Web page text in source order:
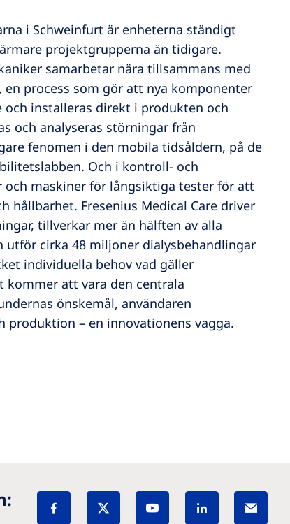
i Schweinfurt är enheterna ständigt
projektgrupperna än tidigare.
samarbetar nära tillsammans med
process som gör att nya komponenter
och installeras direkt i produkten och
och analyseras störningar från
fenomen i den mobila tidsåldern, på de
Och i kontroll- och
maskiner för långsiktiga tester för att
hållbarhet. Fresenius Medical Care driver
tillverkar mer än hälften av alla
utför cirka 48 miljoner dialysbehandlingar
individuella behov vad gäller
kommer att vara den centrala
önskemål, användaren
produktion – en innovationens vagga.